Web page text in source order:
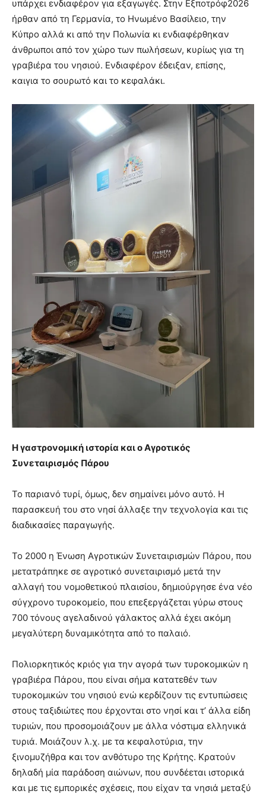
υπάρχει ενδιαφέρον για εξαγωγές. Στην Εξποτρόφ2026
ήρθαν από τη Γερμανία, το Ηνωμένο Βασίλειο, την
Κύπρο αλλά κι από την Πολωνία κι ενδιαφέρθηκαν
άνθρωποι από τον χώρο των πωλήσεων, κυρίως για τη
γραβιέρα του νησιού. Ενδιαφέρον έδειξαν, επίσης,
καιγια το σουρωτό και το κεφαλάκι.
Η γαστρονομική ιστορία και ο Αγροτικός
Συνεταιρισμός Πάρου
Το παριανό τυρί, όμως, δεν σημαίνει μόνο αυτό. Η
παρασκευή του στο νησί άλλαξε την τεχνολογία και τις
διαδικασίες παραγωγής.
Το 2000 η Ένωση Αγροτικών Συνεταιρισμών Πάρου, που
μετατράπηκε σε αγροτικό συνεταιρισμό μετά την
αλλαγή του νομοθετικού πλαισίου, δημιούργησε ένα νέο
σύγχρονο τυροκομείο, που επεξεργάζεται γύρω στους
700 τόνους αγελαδινού γάλακτος αλλά έχει ακόμη
μεγαλύτερη δυναμικότητα από το παλαιό.
Πολιορκητικός κριός για την αγορά των τυροκομικών η
γραβιέρα Πάρου, που είναι σήμα κατατεθέν των
τυροκομικών του νησιού ενώ κερδίζουν τις εντυπώσεις
στους ταξιδιώτες που έρχονται στο νησί και τ’ άλλα είδη
τυριών, που προσομοιάζουν με άλλα νόστιμα ελληνικά
τυριά. Μοιάζουν λ.χ. με τα κεφαλοτύρια, την
ξινομυζήθρα και τον ανθότυρο της Κρήτης. Κρατούν
δηλαδή μία παράδοση αιώνων, που συνδέεται ιστορικά
και με τις εμπορικές σχέσεις, που είχαν τα νησιά μεταξύ